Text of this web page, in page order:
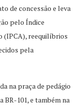
de concessão e leva
pelo Índice
(IPCA), reequilíbrios
pela
na praça de pedágio
BR-101, e também na